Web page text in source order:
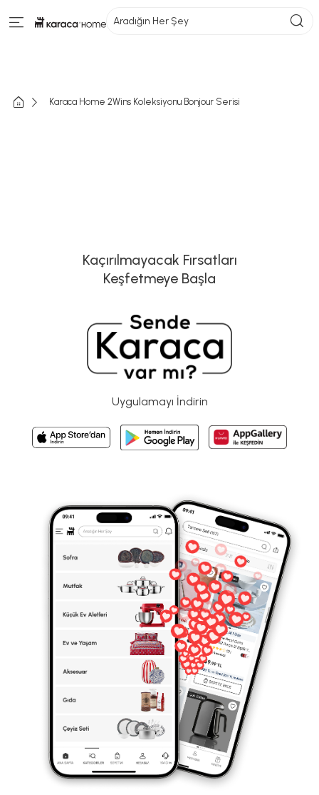
Aradığın Her Şey
Karaca Home 2Wins Koleksiyonu Bonjour Serisi
Kaçırılmayacak Fırsatları
Keşfetmeye Başla
Uygulamayı İndirin